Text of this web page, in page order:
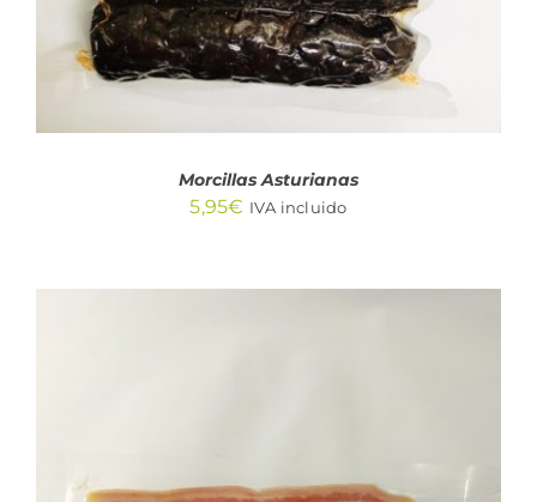
Morcillas Asturianas
5,95€ IVA incluido